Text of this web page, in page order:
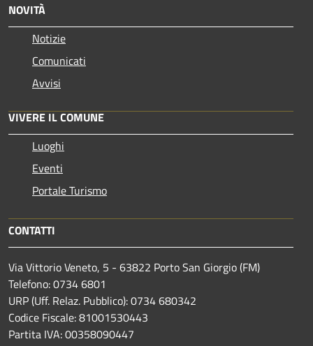
NOVITÀ
Notizie
Comunicati
Avvisi
VIVERE IL COMUNE
Luoghi
Eventi
Portale Turismo
CONTATTI
Via Vittorio Veneto, 5 - 63822 Porto San Giorgio (FM)
Telefono: 0734 6801
URP (Uff. Relaz. Pubblico): 0734 680342
Codice Fiscale: 81001530443
Partita IVA: 00358090447